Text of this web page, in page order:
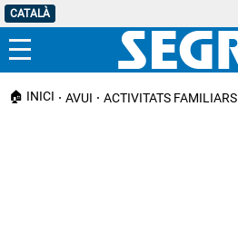
CATALÀ
Menú
🏠 INICI AVUI ACTIVITATS FAMILIARS